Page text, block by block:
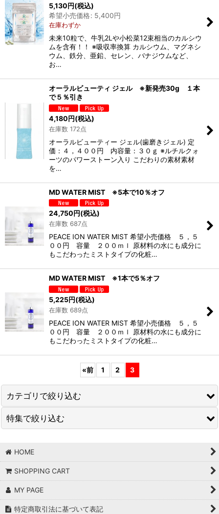
5,130円(税込)
希望小売価格: 5,400円
在庫わずか
未来10粒で、牛乳2Lや小松菜12束相当のカルシウ
ムを含有！！ ※吸収率換算 カルシウム、マグネシ
ウム、鉄分、亜鉛、セレン、バナジウムなど、
お…
オーラルビューティ ジェル ※新発売30g １本
で５％引き
4,180円(税込)
在庫数 172点
オーラルビューティー ジェル(歯磨きジェル) 定
価：４，４００円 内容量：３０ｇ ※ルチルクォ
ーツのパワーストーン入り こだわりの素材素材
を…
MD WATER MIST ※5本で10％オフ
24,750円(税込)
在庫数 687点
PEACE ION WATER MIST 希望小売価格 ５，５
００円 容量 ２００ｍｌ 原材料の水にも成分に
もこだわったミストタイプの化粧…
MD WATER MIST ※1本で5％オフ
5,225円(税込)
在庫数 689点
PEACE ION WATER MIST 希望小売価格 ５，５
００円 容量 ２００ｍｌ 原材料の水にも成分に
もこだわったミストタイプの化粧…
«前 1 2 3
カテゴリで絞り込む
CAMPAIGN キャンペーン
アカシックシリーズ(ggシリーズ)
AQUA SYMPHONY 〜浄活水器〜
特集で絞り込む
200年後の君へ 〜For Seventh Children〜
地球医学アイテムのオリジナル原料
HOME
SHOPPING CART
MY PAGE
特定商取引法に基づいて表記